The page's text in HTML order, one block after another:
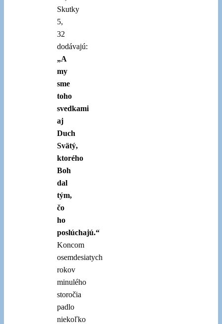
Skutky
5,
32
dodávajú:
„A
my
sme
toho
svedkami
aj
Duch
Svätý,
ktorého
Boh
dal
tým,
čo
ho
poslúchajú.“
Koncom
osemdesiatych
rokov
minulého
storočia
padlo
niekoľko